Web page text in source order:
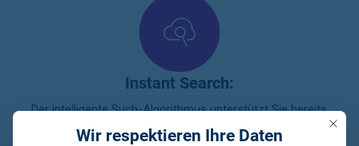
Instant Search:
Der intelligente Such-Algorithmus unterstützt Sie bereits
beim Tippen und gibt Vorschläge zur Suchphrase.
Mit
Wir respektieren Ihre Daten